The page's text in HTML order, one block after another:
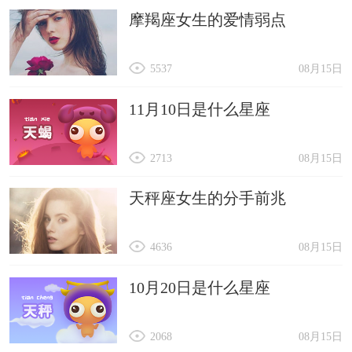
摩羯座女生的爱情弱点
08月15日
5537
11月10日是什么星座
08月15日
2713
天秤座女生的分手前兆
08月15日
4636
10月20日是什么星座
08月15日
2068